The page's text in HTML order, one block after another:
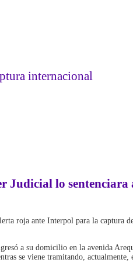
internacional
Judicial lo sentenciara
roja ante Interpol para la captura
a su domicilio en la avenida
se viene tramitando,